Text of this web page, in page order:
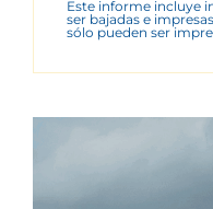
Este informe incluye
ser bajadas e
sólo pueden ser